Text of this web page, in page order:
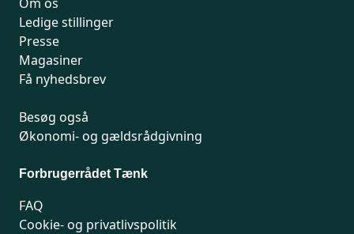
Ledige stillinger
Presse
Magasiner
Få nyhedsbrev
Besøg også
Økonomi- og gældsrådgivning
Forbrugerrådet Tænk
FAQ
Cookie- og privatlivspolitik